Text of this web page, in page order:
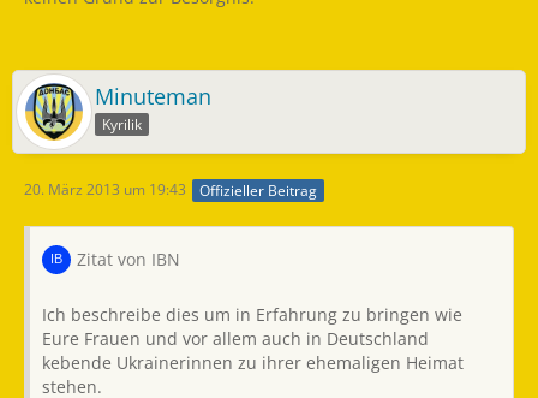
Minuteman
Kyrilik
20. März 2013 um 19:43 Offizieller Beitrag
Zitat von IBN
Ich beschreibe dies um in Erfahrung zu bringen wie
Eure Frauen und vor allem auch in Deutschland
kebende Ukrainerinnen zu ihrer ehemaligen Heimat
stehen.